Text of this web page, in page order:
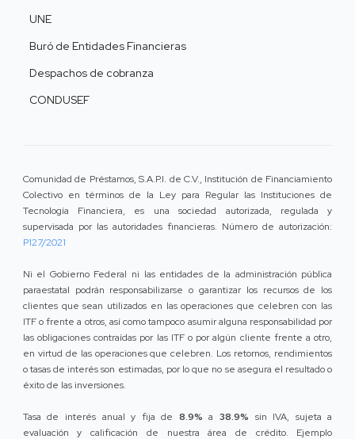
UNE
Buró de Entidades Financieras
Despachos de cobranza
CONDUSEF
Comunidad de Préstamos, S.A.P.I. de C.V., Institución de Financiamiento
Colectivo en términos de la Ley para Regular las Instituciones de
Tecnología Financiera, es una sociedad autorizada, regulada y
supervisada por las autoridades financieras. Número de autorización:
P127/2021
Ni el Gobierno Federal ni las entidades de la administración pública
paraestatal podrán responsabilizarse o garantizar los recursos de los
clientes que sean utilizados en las operaciones que celebren con las
ITF o frente a otros, así como tampoco asumir alguna responsabilidad por
las obligaciones contraídas por las ITF o por algún cliente frente a otro,
en virtud de las operaciones que celebren. Los retornos, rendimientos
o tasas de interés son estimadas, por lo que no se asegura el resultado o
éxito de las inversiones.
Tasa de interés anual y fija de 8.9% a 38.9% sin IVA, sujeta a
evaluación y calificación de nuestra área de crédito. Ejemplo